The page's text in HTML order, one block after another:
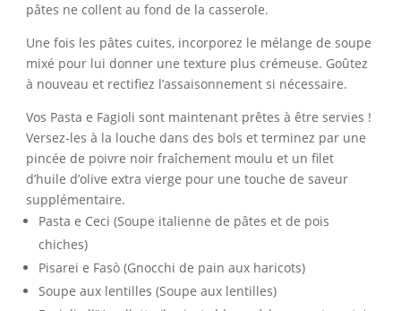
pâtes ne collent au fond de la casserole.
Une fois les pâtes cuites, incorporez le mélange de soupe
mixé pour lui donner une texture plus crémeuse. Goûtez
à nouveau et rectifiez l’assaisonnement si nécessaire.
Vos Pasta e Fagioli sont maintenant prêtes à être servies !
Versez-les à la louche dans des bols et terminez par une
pincée de poivre noir fraîchement moulu et un filet
d’huile d’olive extra vierge pour une touche de saveur
supplémentaire.
Pasta e Ceci (Soupe italienne de pâtes et de pois
chiches)
Pisarei e Fasò (Gnocchi de pain aux haricots)
Soupe aux lentilles (Soupe aux lentilles)